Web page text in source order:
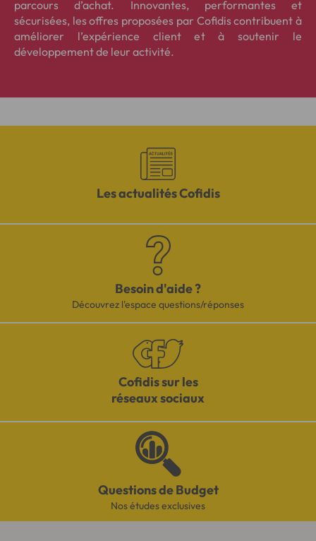
parcours d’achat. Innovantes, performantes et
sécurisées, les offres proposées par Cofidis contribuent à
améliorer l’expérience client et à soutenir le
développement de leur activité.
Les actualités Cofidis
Besoin d'aide ?
Découvrez l'espace questions/réponses
Cofidis sur les
réseaux sociaux
Questions de Budget
Nos études exclusives